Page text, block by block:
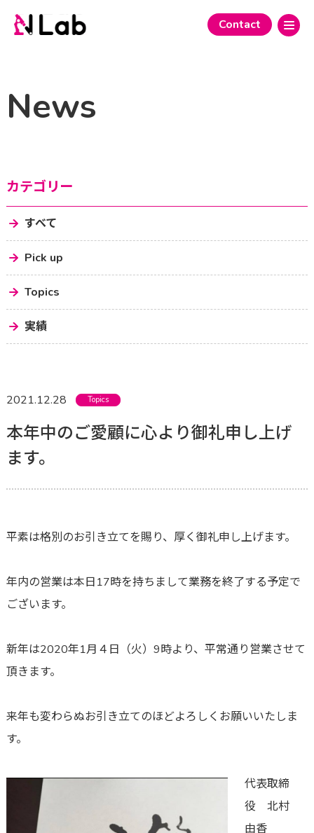
Contact
News
カテゴリー
すべて
Pick up
Topics
実績
2021.12.28 Topics
本年中のご愛顧に心より御礼申し上げ
ます。
平素は格別のお引き立てを賜り、厚く御礼申し上げます。
年内の営業は本日17時を持ちまして業務を終了する予定で
ございます。
新年は2020年1月４日（火）9時より、平常通り営業させて
頂きます。
来年も変わらぬお引き立てのほどよろしくお願いいたしま
す。
代表取締
役 北村
由香